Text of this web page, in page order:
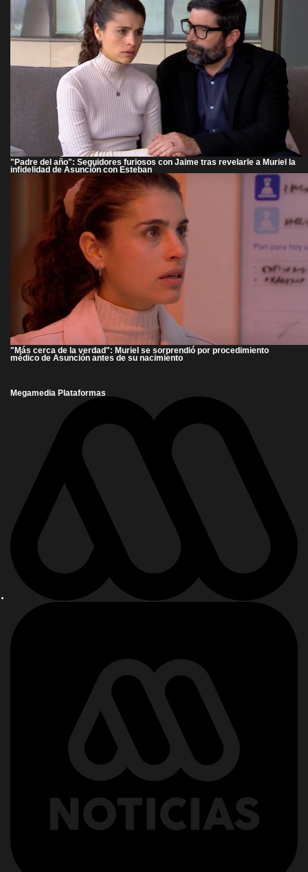
"Padre del año": Seguidores furiosos con Jaime tras revelarle a Muriel la
infidelidad de Asunción con Esteban
"Más cerca de la verdad": Muriel se sorprendió por procedimiento
médico de Asunción antes de su nacimiento
Megamedia Plataformas